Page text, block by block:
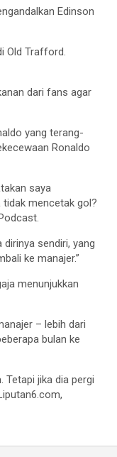
Edinson
Old Trafford.
dari fans agar
yang terang-
Ronaldo
saya
tidak mencetak gol?
sendiri, yang
ke manajer.”
menunjukkan
– lebih dari
bulan ke
Tetapi jika dia pergi